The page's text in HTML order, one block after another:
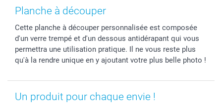
Coques smartphone
Cadres photo & accessoires déco
Dénicheur d'idées cadeau
Fête des Mères
Communion
Baptême
Toussaint
Saint-Valentin
Vacances
Droit de rétraction
Vie privée
Gestion des cookies
Tarifs
Investisseurs
Aide
smartfriends
Livraison
Modes de paiement
Statut de ma commande
Planche à découper
Cette planche à découper personnalisée est composée
d'un verre trempé et d'un dessous antidérapant qui vous
permettra une utilisation pratique. Il ne vous reste plus
qu'à la rendre unique en y ajoutant votre plus belle photo !
Un produit pour chaque envie !